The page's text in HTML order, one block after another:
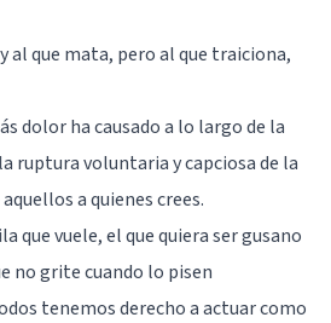
al que mata, pero al que traiciona,
dolor ha causado a lo largo de la
ruptura voluntaria y capciosa de la
a quienes crees.
que vuele, el que quiera ser gusano
no grite cuando lo pisen
tenemos derecho a actuar como